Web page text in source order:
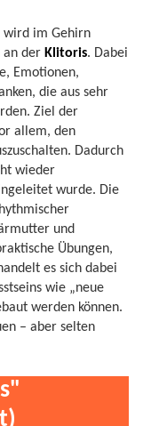
wird im Gehirn
an der Klitoris. Dabei
Emotionen,
die aus sehr
Ziel der
allem, den
Dadurch
wieder
wurde. Die
und
Übungen,
es sich dabei
wie „neue
werden können.
– aber selten